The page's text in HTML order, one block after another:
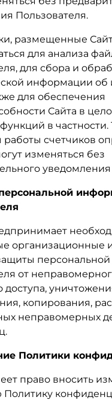
Пользователя.
размещенные
для анализа
для сбора и
информации об
для обеспечения
Сайта в
в частности.
счетчиков
изменяться без
организационные
от
доступа,
копирования,
неправомерных
Политики
право вносить
Политику